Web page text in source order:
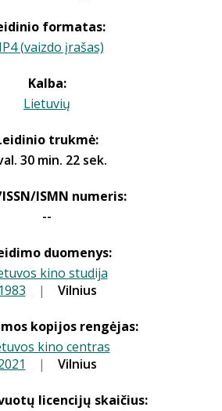
formatas:
(vaizdo įrašas)
Kalba:
Lietuvių
trukmė:
30 min. 22 sek.
ISMN numeris:
--
duomenys:
kino studija
1983 | Vilnius
kopijos rengėjas:
kino centras
| Vilnius
licencijų skaičius: